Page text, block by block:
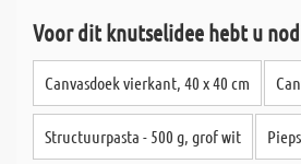
Voor dit knutselidee hebt u
Canvasdoek vierkant, 40 x 40 cm
Structuurpasta - 500 g, grof wit